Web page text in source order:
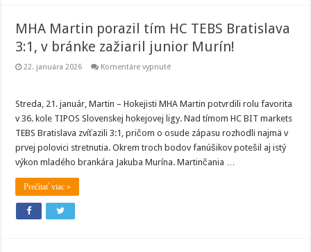
MHA Martin porazil tím HC TEBS Bratislava
3:1, v bránke zažiaril junior Murín!
22. januára 2026 Komentáre vypnuténa
tím
TEBS
Bratislava
3:1,
v
zažiaril
Streda, 21. január, Martin – Hokejisti MHA Martin potvrdili rolu favorita
v 36. kole TIPOS Slovenskej hokejovej ligy. Nad tímom HC BIT markets
TEBS Bratislava zvíťazili 3:1, pričom o osude zápasu rozhodli najmä v
prvej polovici stretnutia. Okrem troch bodov fanúšikov potešil aj istý
výkon mladého brankára Jakuba Murína. Martinčania …
Prečítať viac »